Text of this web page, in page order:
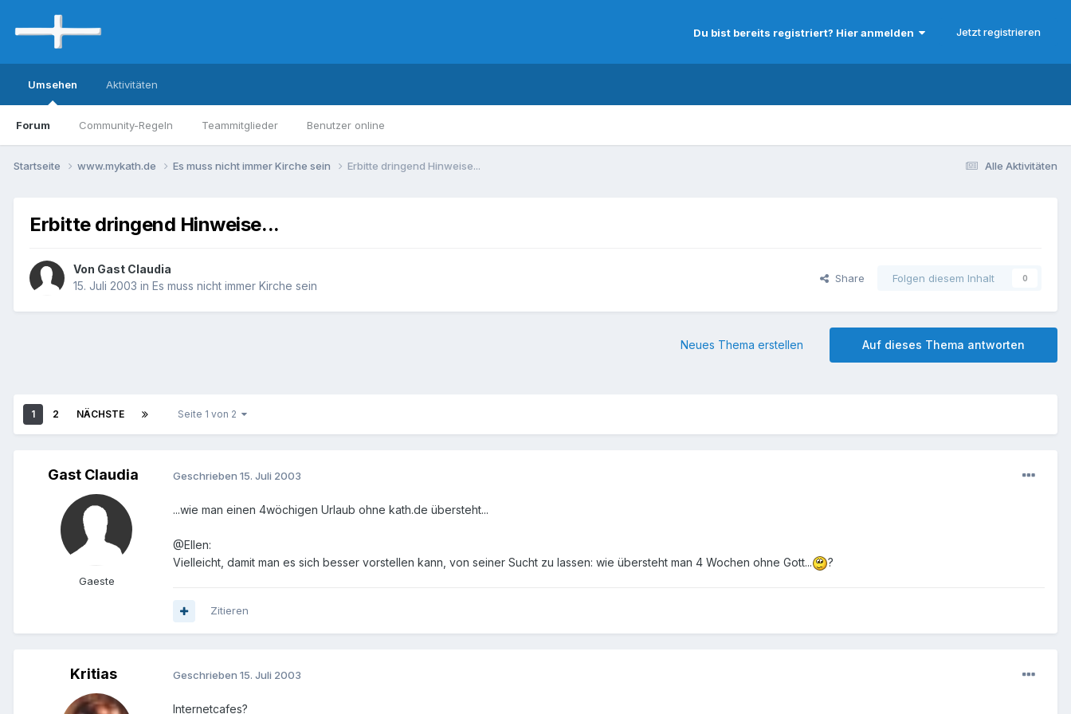
Du bist bereits registriert? Hier anmelden Jetzt registrieren
Umsehen
Forum Community-Regeln Teammitglieder Benutzer online
Aktivitäten
Alle Aktivitäten
Startseite www.mykath.de Es muss nicht immer Kirche sein Erbitte dringend Hinweise...
Erbitte dringend Hinweise...
Von Gast Claudia
15. Juli 2003 in Es muss nicht immer Kirche sein
Share Folgen diesem Inhalt 0
Auf dieses Thema antworten
Neues Thema erstellen
1 2 NÄCHSTE Seite 1 von 2
Gast Claudia
Gaeste
Geschrieben 15. Juli 2003
...wie man einen 4wöchigen Urlaub ohne kath.de übersteht...
@Ellen:
Vielleicht, damit man es sich besser vorstellen kann, von seiner Sucht zu lassen: wie übersteht man 4 Wochen ohne Gott...
?
Zitieren
Kritias Geschrieben 15. Juli 2003
Internetcafes?